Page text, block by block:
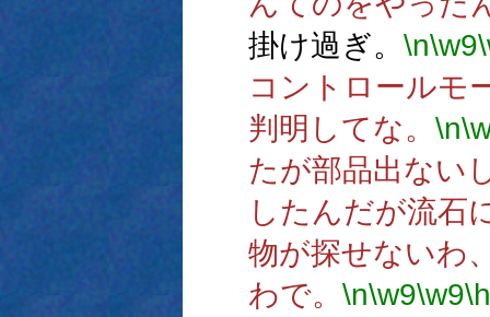
掛け過ぎ。 \n\w9
コントロールモ
判明してな。 \n
たが部品出ない
したんだが流石
物が探せないわ
わで。 \n\w9\w9\h